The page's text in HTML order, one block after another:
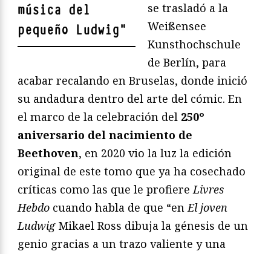
música del
pequeño Ludwig"
se trasladó a la
Weißensee
Kunsthochschule
de Berlín, para
acabar recalando en Bruselas, donde inició
su andadura dentro del arte del cómic. En
el marco de la celebración del 250º
aniversario del nacimiento de
Beethoven, en 2020 vio la luz la edición
original de este tomo que ya ha cosechado
críticas como las que le profiereLivres
Hebdo cuando habla de que “enEl joven
LudwigMikael Ross dibuja la génesis de un
genio gracias a un trazo valiente y una